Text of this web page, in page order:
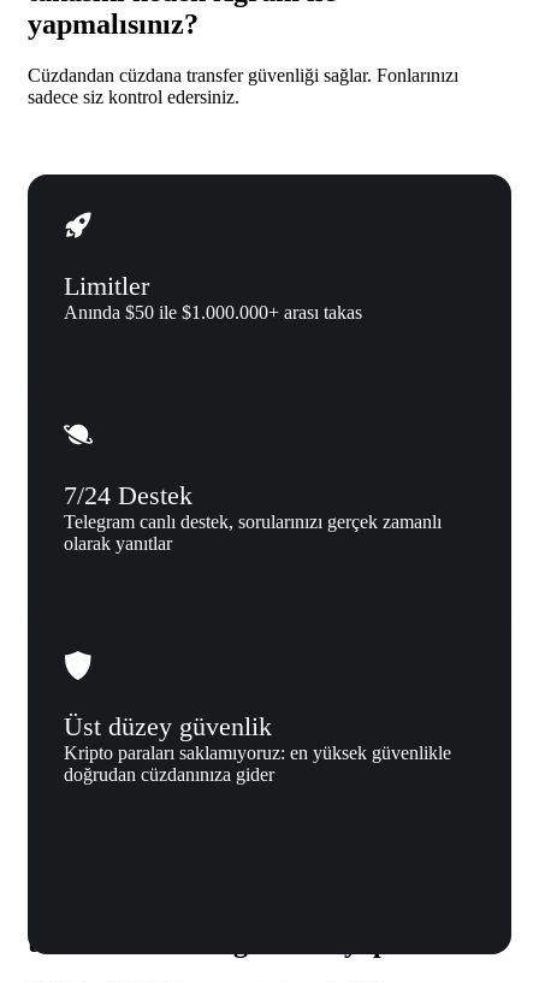
yapmalısınız?
Cüzdandan cüzdana transfer güvenliği sağlar. Fonlarınızı
sadece siz kontrol edersiniz.
Limitler
Anında $50 ile $1.000.000+ arası takas
7/24 Destek
Telegram canlı destek, sorularınızı gerçek zamanlı
olarak yanıtlar
Üst düzey güvenlik
Kripto paraları saklamıyoruz: en yüksek güvenlikle
doğrudan cüzdanınıza gider
takasını neden Xgram ile yapmalısınız